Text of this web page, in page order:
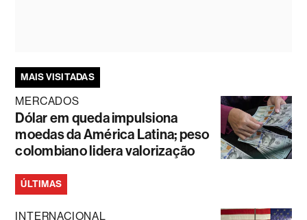
MAIS VISITADAS
MERCADOS
Dólar em queda impulsiona
moedas da América Latina; peso
colombiano lidera valorização
ÚLTIMAS
INTERNACIONAL